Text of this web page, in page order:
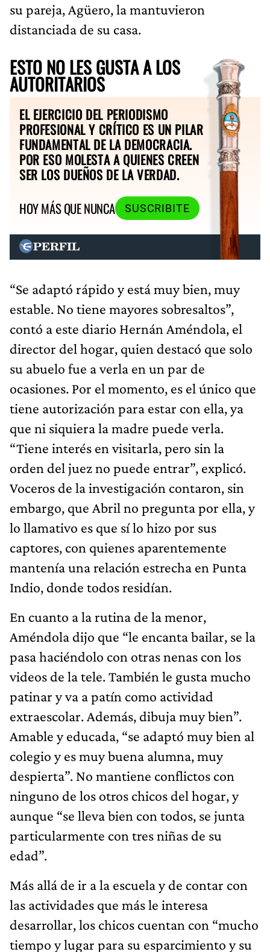
su pareja, Agüero, la mantuvieron
distanciada de su casa.
ESTO NO LES GUSTA A LOS
AUTORITARIOS
EL EJERCICIO DEL PERIODISMO
PROFESIONAL Y CRÍTICO ES UN PILAR
FUNDAMENTAL DE LA DEMOCRACIA.
POR ESO MOLESTA A QUIENES CREEN
SER LOS DUEÑOS DE LA VERDAD.
HOY MÁS QUE NUNCA
SUSCRIBITE
“Se adaptó rápido y está muy bien, muy
estable. No tiene mayores sobresaltos”,
contó a este diario Hernán Améndola, el
director del hogar, quien destacó que solo
su abuelo fue a verla en un par de
ocasiones. Por el momento, es el único que
tiene autorización para estar con ella, ya
que ni siquiera la madre puede verla.
“Tiene interés en visitarla, pero sin la
orden del juez no puede entrar”, explicó.
Voceros de la investigación contaron, sin
embargo, que Abril no pregunta por ella, y
lo llamativo es que sí lo hizo por sus
captores, con quienes aparentemente
mantenía una relación estrecha en Punta
Indio, donde todos residían.
En cuanto a la rutina de la menor,
Améndola dijo que “le encanta bailar, se la
pasa haciéndolo con otras nenas con los
videos de la tele. También le gusta mucho
patinar y va a patín como actividad
extraescolar. Además, dibuja muy bien”.
Amable y educada, “se adaptó muy bien al
colegio y es muy buena alumna, muy
despierta”. No mantiene conflictos con
ninguno de los otros chicos del hogar, y
aunque “se lleva bien con todos, se junta
particularmente con tres niñas de su
edad”.
Más allá de ir a la escuela y de contar con
las actividades que más le interesa
desarrollar, los chicos cuentan con “mucho
tiempo y lugar para su esparcimiento y su